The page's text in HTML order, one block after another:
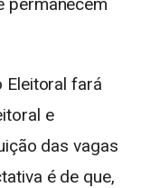
Eleitoral fará
e
das vagas
é de que,